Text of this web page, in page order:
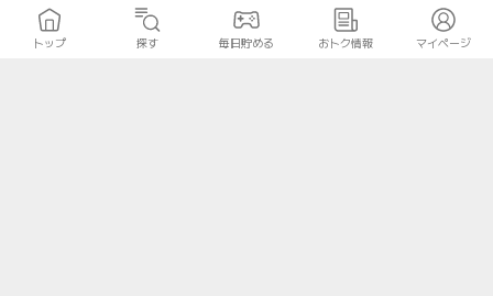
トップ 探す 毎日貯める おトク情報 マイページ